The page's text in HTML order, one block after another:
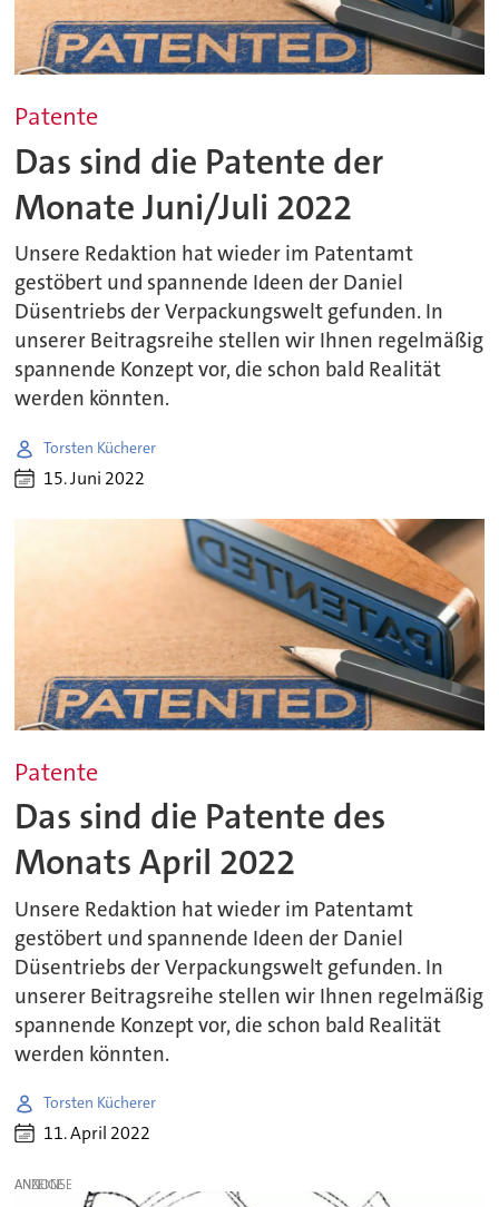
Patente
Das sind die Patente der
Monate Juni/Juli 2022
Unsere Redaktion hat wieder im Patentamt
gestöbert und spannende Ideen der Daniel
Düsentriebs der Verpackungswelt gefunden. In
unserer Beitragsreihe stellen wir Ihnen regelmäßig
spannende Konzept vor, die schon bald Realität
werden könnten.
Torsten Kücherer
15. Juni 2022
Patente
Das sind die Patente des
Monats April 2022
Unsere Redaktion hat wieder im Patentamt
gestöbert und spannende Ideen der Daniel
Düsentriebs der Verpackungswelt gefunden. In
unserer Beitragsreihe stellen wir Ihnen regelmäßig
spannende Konzept vor, die schon bald Realität
werden könnten.
Torsten Kücherer
11. April 2022
ANZEIGE